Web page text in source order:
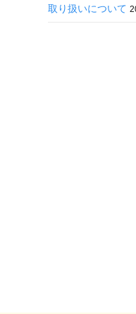
取り扱いについて